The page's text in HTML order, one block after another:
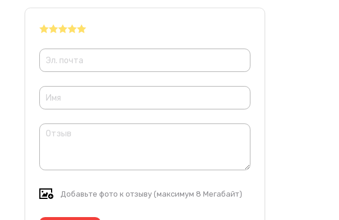
Добавьте фото к отзыву (максимум 8 Мегабайт)